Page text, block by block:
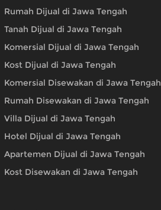
Rumah Dijual di Jawa Tengah
Tanah Dijual di Jawa Tengah
Komersial Dijual di Jawa Tengah
Kost Dijual di Jawa Tengah
Komersial Disewakan di Jawa Tengah
Rumah Disewakan di Jawa Tengah
Villa Dijual di Jawa Tengah
Hotel Dijual di Jawa Tengah
Apartemen Dijual di Jawa Tengah
Kost Disewakan di Jawa Tengah